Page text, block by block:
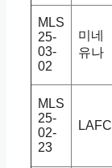
MLS
25-
03-
02
미네
유나
MLS
25-
02-
23
LAFC